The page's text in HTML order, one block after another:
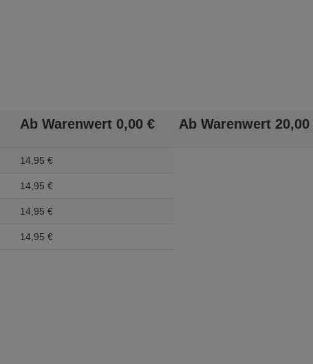
Ab Warenwert 0,00 € Ab Warenwert 20,00
14, 95 €
14, 95 €
14, 95 €
14, 95 €